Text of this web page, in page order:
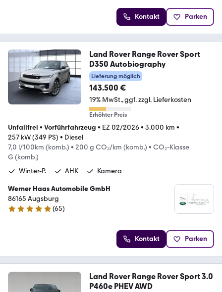
Kontakt Parken
Land Rover Range Rover Sport
D350 Autobiography
Lieferung möglich
143.500 €
19% MwSt. ggf. zzgl. Lieferkosten
Erhöhter Preis
Unfallfrei • Vorführfahrzeug • EZ 02/2026• 3.000 km •
257 kW (349 PS) • Diesel
7,0 l/100km (komb.) • 200 g CO₂/km (komb.) • CO₂-Klasse
G (komb.)
Winter-P.
AHK Kamera
Werner Haas Automobile GmbH
86165 Augsburg
4.8 Sterne
(65)
Kontakt Parken
Land Rover Range Rover Sport 3.0
P460e PHEV AWD